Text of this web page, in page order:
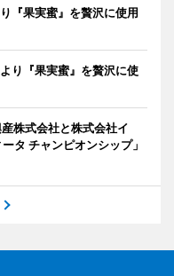
『果実蜜』を贅沢に使用
り『果実蜜』を贅沢に使
株式会社と株式会社イ
タ チャンピオンシップ」